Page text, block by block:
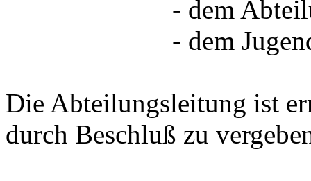
- dem
- dem
Die Abteilungsleitung ist
durch Beschluß zu